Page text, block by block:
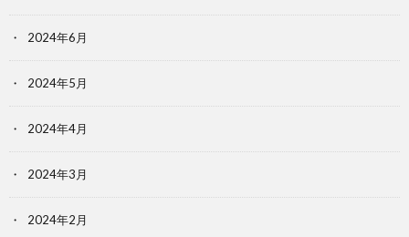
2024年6月
2024年5月
2024年4月
2024年3月
2024年2月